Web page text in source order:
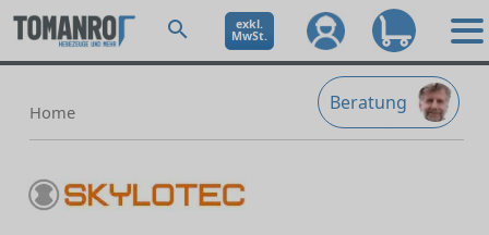
exkl.
MwSt.
Beratung
Home